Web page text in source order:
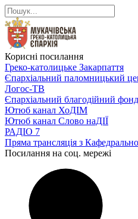
Корисні посилання
Греко-католицьке Закарпаття
Єпархіальний паломницький
Логос-ТВ
Єпархіальний благодійний
Ютюб канал ХоДІМ
Ютюб канал Слово наДІЇ
РАДІО 7
Пряма трансляція з
Посилання на соц. мережі